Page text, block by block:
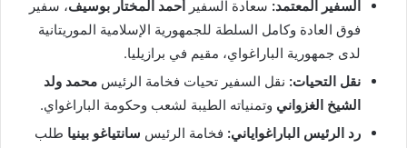
السفير المعتمد: سعادة السفير أحمد المختار بوسيف، سفير
فوق العادة وكامل السلطة للجمهورية الإسلامية الموريتانية
لدى جمهورية الباراغواي، مقيم في برازيليا.
نقل التحيات: نقل السفير تحيات فخامة الرئيس محمد ولد
الشيخ الغزواني وتمنياته الطيبة لشعب وحكومة الباراغواي.
رد الرئيس الباراغواياني: فخامة الرئيس سانتياغو بينيا طلب